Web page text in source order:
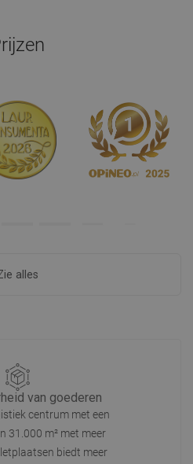
alles
van goederen
centrum met een
31.000 m² met meer
biedt meer